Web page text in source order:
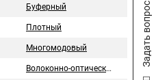
Буферный
Плотный
Многомодовый
Волоконно-оптический Задать вопрос